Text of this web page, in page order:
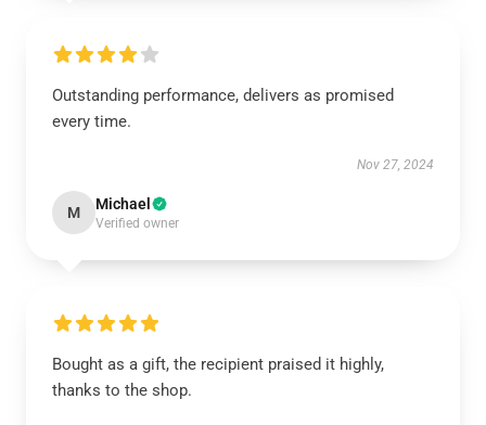
Outstanding performance, delivers as promised
every time.
Nov 27, 2024
M Michael
Verified owner
Bought as a gift, the recipient praised it highly,
thanks to the shop.